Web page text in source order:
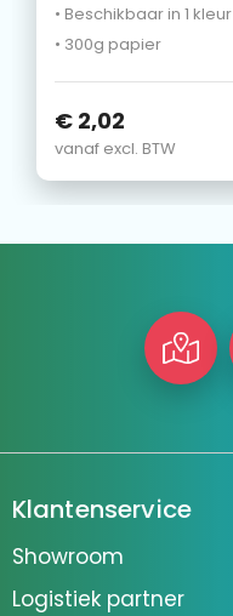
• Beschikbaar in 1 kleur
• 300g papier
€ 2,02
vanaf excl. BTW
Klantenservice
Showroom
Logistiek partner